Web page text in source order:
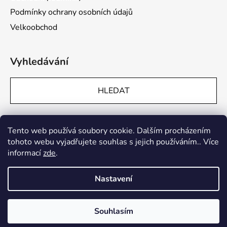
Tento web používá soubory cookie. Dalším procházením
tohoto webu vyjadřujete souhlas s jejich používáním.. Více
informacízde.
Nastavení
Souhlasím
Podmínky ochrany osobních údajů
Velkoobchod
Vyhledávání
HLEDAT
Přijímáme online platby
Vytvořil Shoptet
The Chesterfield Brand